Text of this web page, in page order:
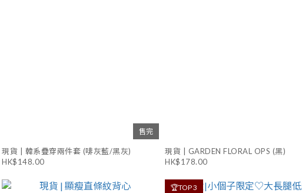
售完
現貨 | 韓系疊穿兩件套 (啡灰藍/黑灰)
HK$148.00
現貨 | GARDEN FLORAL OPS (黑)
HK$178.00
🏆TOP 3